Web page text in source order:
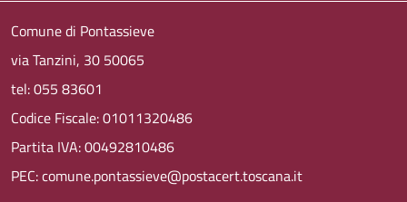
Comune di Pontassieve
via Tanzini, 30 50065
tel: 055 83601
Codice Fiscale: 01011320486
Partita IVA: 00492810486
PEC: comune.pontassieve@postacert.toscana.it